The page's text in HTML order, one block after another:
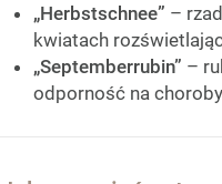
„Herbstschnee” –
kwiatach
„Septemberrubin” –
odporność na